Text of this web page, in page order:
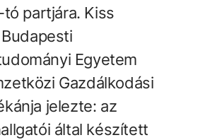
partjára. Kiss
Egyetem
Gazdálkodási
jelezte: az
által készített